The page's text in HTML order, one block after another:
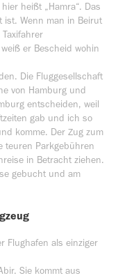
heißt „Hamra“. Das
ist. Wenn man in Beirut
er Bescheid wohin
Die Fluggesellschaft
von Hamburg und
entscheiden, weil
gab und ich so
komme. Der Zug zum
teuren Parkgebühren
in Betracht ziehen.
gebucht und am
Flughafen als einziger
Sie kommt aus